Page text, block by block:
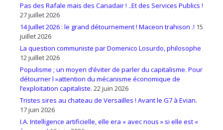
Pas des Rafale mais des Canadair ! ..Et des Services Publics !
27 juillet 2026
14 Juillet 2026 : le grand détournement ! Maceon trahison .! 15
juillet 2026
La question communiste par Domenico Losurdo, philosophe
12 juillet 2026
Populisme ; un moyen d’éviter de parler du capitalisme. Pour
détourner l »attention du mécanisme économique de
l’exploitation capitaliste. 22 juin 2026
Tristes sires au chateau de Versailles ! Avant le G7 à Evian.
17 juin 2026
I.A. Intelligence artificielle, elle era « avec nous » si elle est «